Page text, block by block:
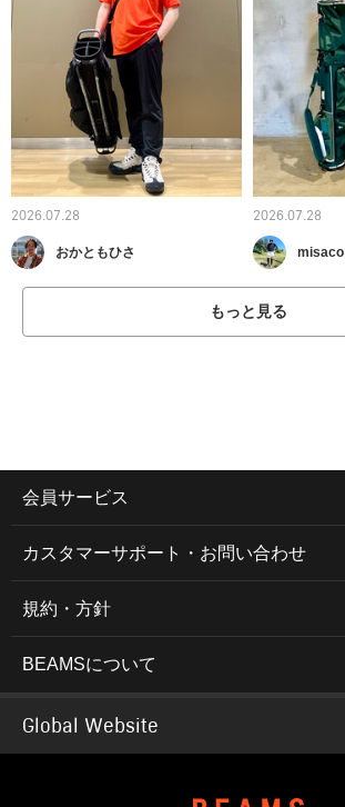
2026.07.28
おかともひさ
2026.07.28
misaco
もっと見る
会員サービス
カスタマーサポート・お問い合わせ
規約・方針
BEAMSについて
Global Website